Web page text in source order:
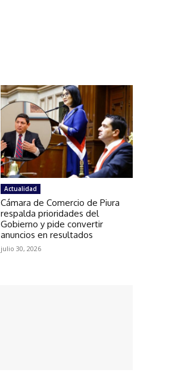
Actualidad
Cámara de Comercio de Piura
respalda prioridades del
Gobierno y pide convertir
anuncios en resultados
julio 30, 2026